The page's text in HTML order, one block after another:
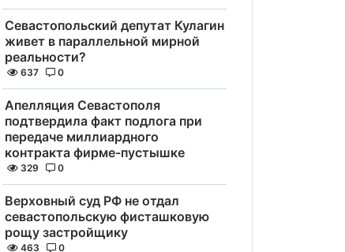
Севастопольский депутат Кулагин
живет в параллельной мирной
реальности?
637 0
Апелляция Севастополя
подтвердила факт подлога при
передаче миллиардного
контракта фирме-пустышке
329 0
Верховный суд РФ не отдал
севастопольскую фисташковую
рощу застройщику
463 0